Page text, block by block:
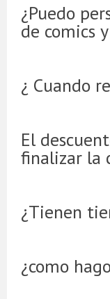
¿Puedo
de comics
¿ Cuando
El
finalizar la
¿Tienen
¿como